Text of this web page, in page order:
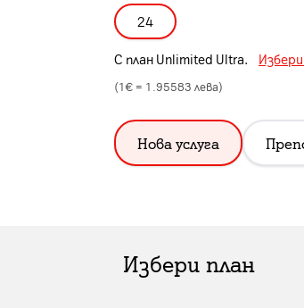
24
С план Unlimited Ultra.
(1€ = 1.95583 лева)
Нова услуга
Избери план